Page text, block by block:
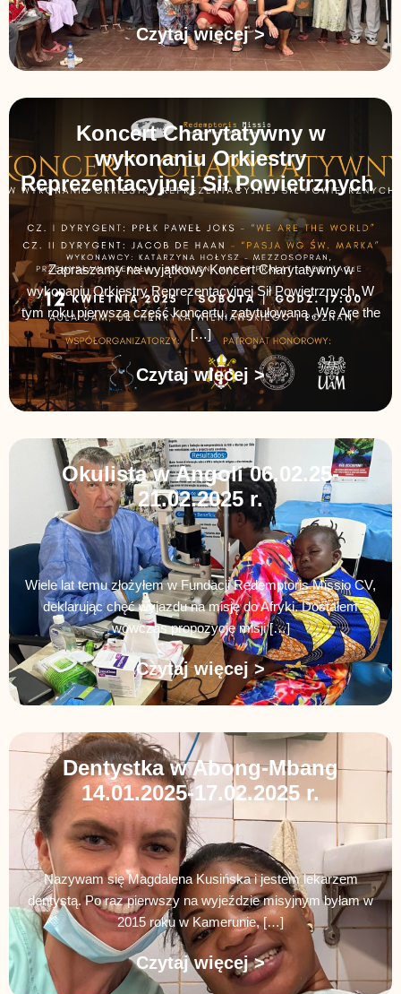
Czytaj więcej >
Koncert Charytatywny w
wykonaniu Orkiestry
Reprezentacyjnej Sił Powietrznych
Zapraszamy na wyjątkowy Koncert Charytatywny w
wykonaniu Orkiestry Reprezentacyjnej Sił Powietrznych. W
tym roku pierwszą część koncertu, zatytułowaną „We Are the
[…]
Czytaj więcej >
Okulista w Angoli 06.02.25-
21.02.2025 r.
Wiele lat temu złożyłem w Fundacji Redemptoris Missio CV,
deklarując chęć wyjazdu na misję do Afryki. Dostałem
wówczas propozycję misji […]
Czytaj więcej >
Dentystka w Abong-Mbang
14.01.2025-17.02.2025 r.
Nazywam się Magdalena Kusińska i jestem lekarzem
dentystą. Po raz pierwszy na wyjeździe misyjnym byłam w
2015 roku w Kamerunie, […]
Czytaj więcej >